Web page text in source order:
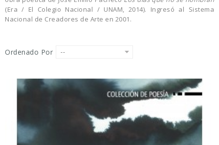
(Era / El Colegio Nacional / UNAM, 2014). Ingresó al Sistema
Nacional de Creadores de Arte en 2001.
Ordenado Por --